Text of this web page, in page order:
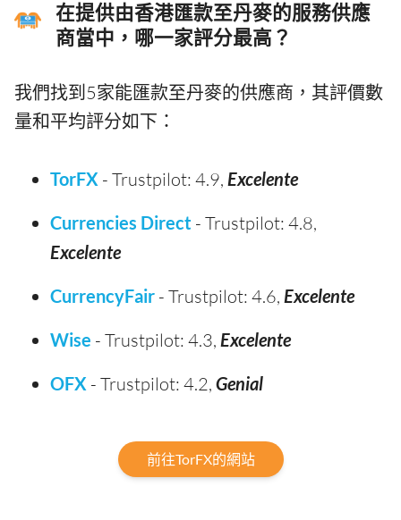
在提供由香港匯款至丹麥的服務供應
商當中，哪一家評分最高？
我們找到5家能匯款至丹麥的供應商，其評價數
量和平均評分如下：
TorFX - Trustpilot: 4.9, Excelente
Currencies Direct - Trustpilot: 4.8,
Excelente
CurrencyFair - Trustpilot: 4.6, Excelente
Wise - Trustpilot: 4.3, Excelente
OFX - Trustpilot: 4.2, Genial
前往TorFX的網站